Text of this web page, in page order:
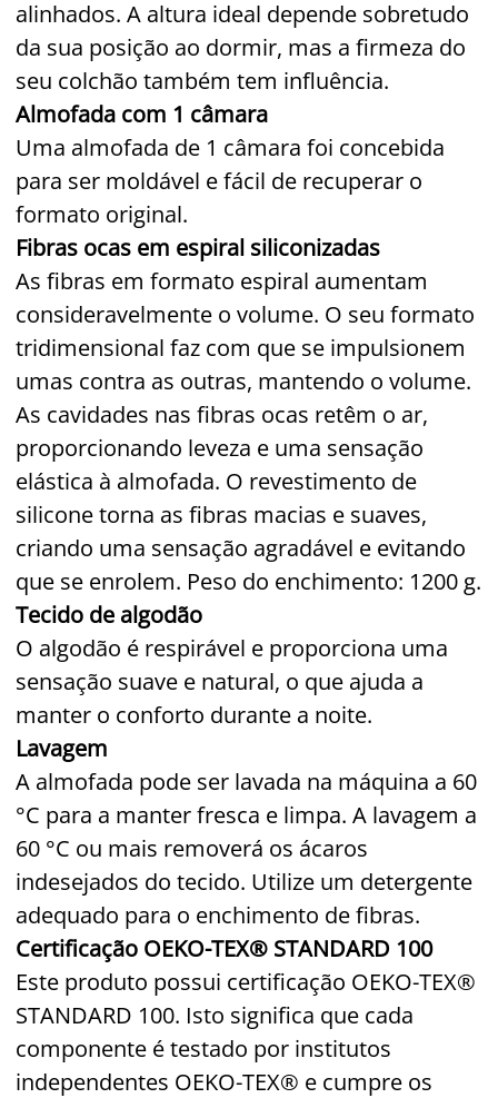
alinhados. A altura ideal depende sobretudo
da sua posição ao dormir, mas a firmeza do
seu colchão também tem influência.
Almofada com 1 câmara
Uma almofada de 1 câmara foi concebida
para ser moldável e fácil de recuperar o
formato original.
Fibras ocas em espiral siliconizadas
As fibras em formato espiral aumentam
consideravelmente o volume. O seu formato
tridimensional faz com que se impulsionem
umas contra as outras, mantendo o volume.
As cavidades nas fibras ocas retêm o ar,
proporcionando leveza e uma sensação
elástica à almofada. O revestimento de
silicone torna as fibras macias e suaves,
criando uma sensação agradável e evitando
que se enrolem. Peso do enchimento: 1200 g.
Tecido de algodão
O algodão é respirável e proporciona uma
sensação suave e natural, o que ajuda a
manter o conforto durante a noite.
Lavagem
A almofada pode ser lavada na máquina a 60
°C para a manter fresca e limpa. A lavagem a
60 °C ou mais removerá os ácaros
indesejados do tecido. Utilize um detergente
adequado para o enchimento de fibras.
Certificação OEKO-TEX® STANDARD 100
Este produto possui certificação OEKO-TEX®
STANDARD 100. Isto significa que cada
componente é testado por institutos
independentes OEKO-TEX® e cumpre os